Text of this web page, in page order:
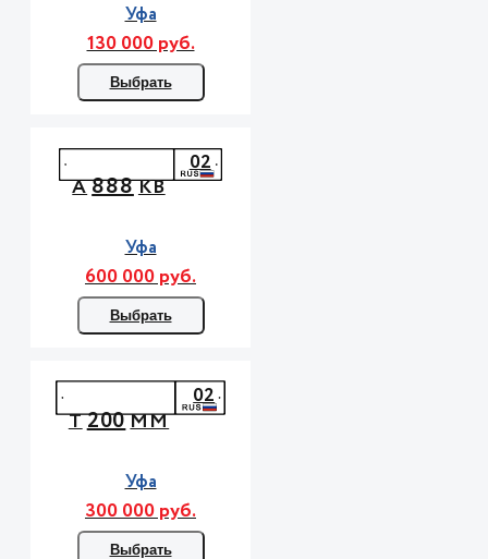
Уфа
130 000 руб.
Выбрать
А888КВ
02
Уфа
600 000 руб.
Выбрать
Т200ММ
02
Уфа
300 000 руб.
Выбрать